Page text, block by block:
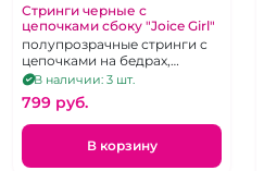
Стринги черные с
цепочками сбоку "Joice Girl"
полупрозрачные стринги с
цепочками на бедрах,
черные, р 46-50
В наличии: 3 шт.
799 pуб.
В корзину